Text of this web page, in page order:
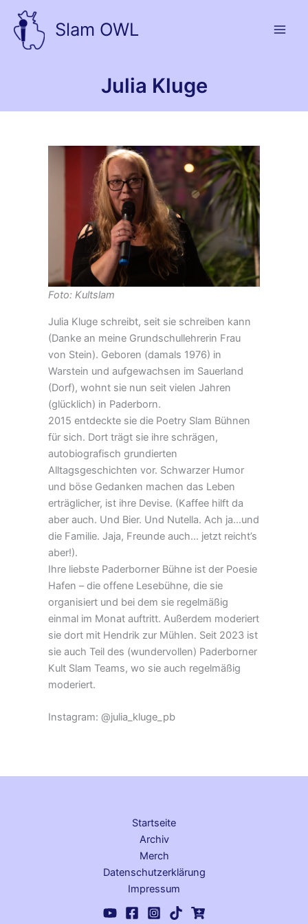
Inhalt
springen
Slam OWL
Julia Kluge
Foto: Kultslam
Julia Kluge schreibt, seit sie schreiben kann
(Danke an meine Grundschullehrerin Frau
von Stein). Geboren (damals 1976) in
Warstein und aufgewachsen im Sauerland
(Dorf), wohnt sie nun seit vielen Jahren
(glücklich) in Paderborn.
2015 entdeckte sie die Poetry Slam Bühnen
für sich. Dort trägt sie ihre schrägen,
autobiografisch grundierten
Alltagsgeschichten vor. Schwarzer Humor
und böse Gedanken machen das Leben
erträglicher, ist ihre Devise. (Kaffee hilft da
aber auch. Und Bier. Und Nutella. Ach ja…und
die Familie. Jaja, Freunde auch… jetzt reicht’s
aber!).
Ihre liebste Paderborner Bühne ist der Poesie
Hafen – die offene Lesebühne, die sie
organisiert und bei dem sie regelmäßig
einmal im Monat auftritt. Außerdem moderiert
sie dort mit Hendrik zur Mühlen. Seit 2023 ist
sie auch Teil des (wundervollen) Paderborner
Kult Slam Teams, wo sie auch regelmäßig
moderiert.
Instagram: @julia_kluge_pb
Startseite
Archiv
Merch
Datenschutz­erklärung
Impressum